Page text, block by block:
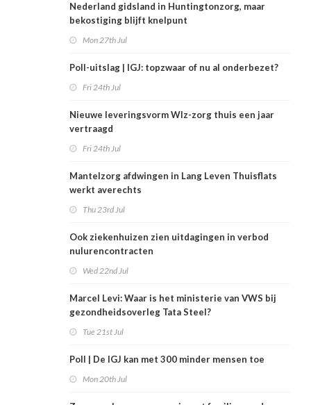
Nederland gidsland in Huntingtonzorg, maar
bekostiging blijft knelpunt
Mon 27th Jul
Poll-uitslag | IGJ: topzwaar of nu al onderbezet?
Fri 24th Jul
Nieuwe leveringsvorm Wlz-zorg thuis een jaar
vertraagd
Fri 24th Jul
Mantelzorg afdwingen in Lang Leven Thuisflats
werkt averechts
Thu 23rd Jul
Ook ziekenhuizen zien uitdagingen in verbod
nulurencontracten
Wed 22nd Jul
Marcel Levi: Waar is het ministerie van VWS bij
gezondheidsoverleg Tata Steel?
Tue 21st Jul
Poll | De IGJ kan met 300 minder mensen toe
Mon 20th Jul